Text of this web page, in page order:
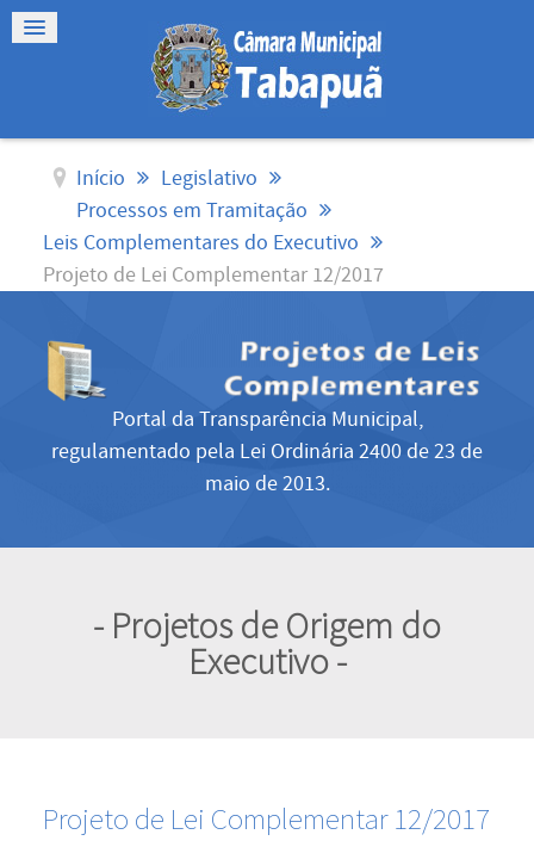
Início
Legislativo
Processos em Tramitação
Leis Complementares do Executivo
Projeto de Lei Complementar 12/2017
Portal da Transparência Municipal,
regulamentado pela Lei Ordinária 2400 de 23 de
maio de 2013.
- Projetos de Origem do
Executivo -
Projeto de Lei Complementar 12/2017